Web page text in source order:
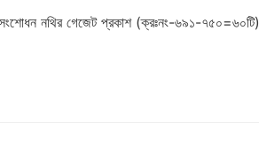
নথির গেজেট প্রকাশ (ক্রঃনং-৬৯১-